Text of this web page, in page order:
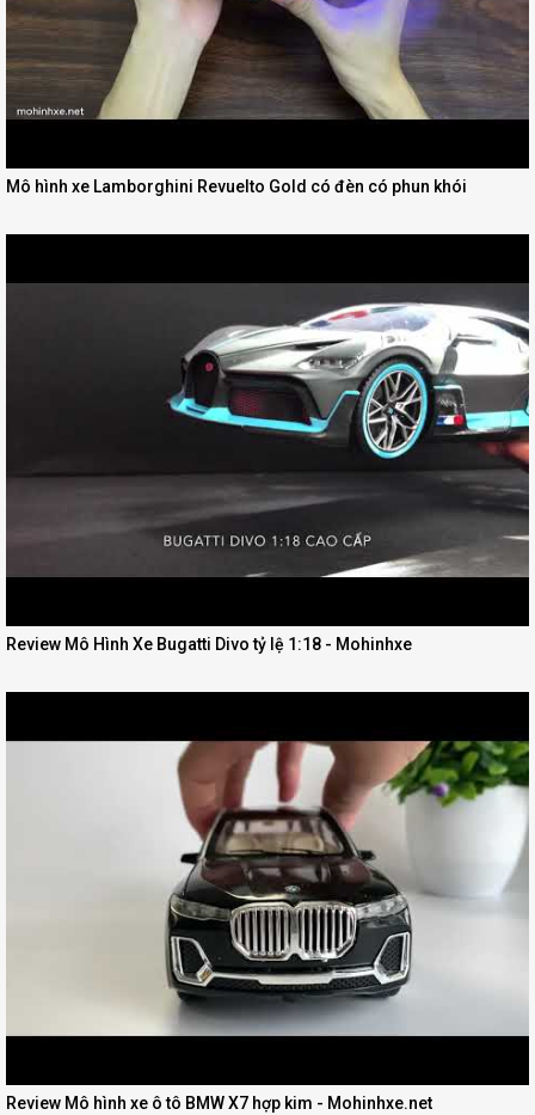
Mô hình xe Lamborghini Revuelto Gold có đèn có phun khói
Review Mô Hình Xe Bugatti Divo tỷ lệ 1:18 - Mohinhxe
Review Mô hình xe ô tô BMW X7 hợp kim - Mohinhxe.net